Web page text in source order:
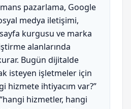
pazarlama, Google
medya iletişimi,
kurgusu ve marka
alanlarında
Bugün dijitalde
isteyen işletmeler için
hizmete ihtiyacım var?”
hizmetler, hangi